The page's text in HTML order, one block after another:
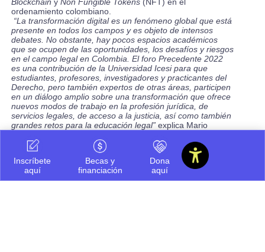
ordenamiento colombiano.
“La transformación digital es un fenómeno global que está
presente en todos los campos y es objeto de intensos
debates. No obstante, hay pocos espacios académicos
que se ocupen de las oportunidades, los desafíos y riesgos
en el campo legal en Colombia. El foro Precedente 2022
es una contribución de la Universidad Icesi para que
estudiantes, profesores, investigadores y practicantes del
Derecho, pero también expertos de otras áreas, participen
en un diálogo amplio sobre una transformación que ofrece
nuevos modos de trabajo en la profesión jurídica, de
servicios legales, de acceso a la justicia, así como también
grandes retos para la educación legal”explica Mario
Jurídicos
¿Cuáles serán las mesas de trabajo?
Mesa 1.Acceso a la justicia. ¿Puede la tecnología servir
Inscríbete
aquí
Becas y
financiación
Dona
aquí